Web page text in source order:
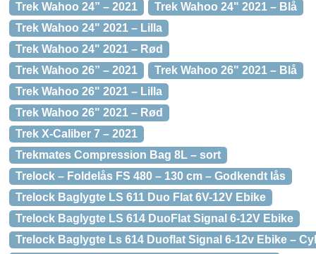
Trek Wahoo 24” – 2021
Trek Wahoo 24" 2021 – Blå
Trek Wahoo 24" 2021 – Lilla
Trek Wahoo 24" 2021 – Rød
Trek Wahoo 26” – 2021
Trek Wahoo 26" 2021 – Blå
Trek Wahoo 26" 2021 – Lilla
Trek Wahoo 26" 2021 – Rød
Trek X-Caliber 7 – 2021
Trekmates Compression Bag 8L – sort
Trelock – Foldelås FS 480 – 130 cm – Godkendt lås
Trelock Baglygte LS 611 Duo Flat 6V-12V Ebike
Trelock Baglygte LS 614 DuoFlat Signal 6-12V Ebike
Trelock Baglygte Ls 614 Duoflat Signal 6-12v Ebike –